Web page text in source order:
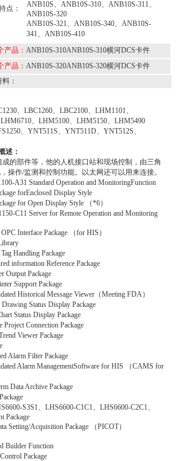
点：
ANB10S、ANB10S-310、ANB10S-311、
ANB10S-320
ANB10S-321、ANB10S-340、ANB10S-
341、ANB10S-410
产品： ANB10S-310ANB10S-310横河DCS卡件
产品： ANB10S-320ANB10S-320横河DCS卡件
：
、LBC1260、LBC2100、LHM1101、
、LHM5100、LHM5150、LHM5490
、YNT511S、YNT511D、YNT512S、
述：
的部件等，他的人机接口站和现场控制，由三角
操作/监测和控制功能。以太网还可以用来连接。
A31 Standard Operation and MonitoringFunction
forEnclosed Display Style
for Open Display Style （*6）
C11 Server for Remote Operation and Monitoring
Interface Package （for HIS）
Handling Package
information Reference Package
Output Package
Support Package
Historical Message Viewer（Meeting FDA）
Status Display Package
Status Display Package
Connection Package
Viewer Package
Alarm Filter Package
Alarm ManagementSoftware for HIS （CAMS for
Data Archive Package
S3S1、LHS6600-C1C1、LHS6600-C2C1、
Package
Setting/Acquisition Package （PICOT）
Builder Function
Package